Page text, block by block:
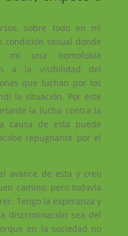
sobre todo en mi
condición sexual donde
mí una homofobia
a la visibilidad del
que luchan por los
la situación. Por este
la lucha contra la
causa de esta puede
repugnante por el
avance de esta y creo
camino, pero todavía
Tengo la esperanza y
discriminación sea del
en la sociedad no